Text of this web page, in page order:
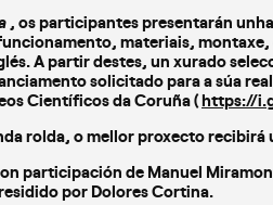
, os participantes presentarán
materiais,
A partir destes, un xurado
solicitado para a súa
Científicos da Coruña (https://
rolda, o mellor proxecto
participación de Manuel
por Dolores Cortina.